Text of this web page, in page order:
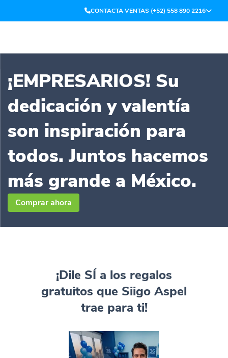
CONTACTA VENTAS (+52) 558 890 2216
¡EMPRESARIOS! Su
dedicación y valentía
son inspiración para
todos. Juntos hacemos
más grande a México.​
Comprar ahora
¡Dile SÍ a los regalos
gratuitos que Siigo Aspel
trae para ti!​